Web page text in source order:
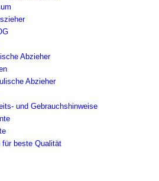
Abzieher
Abzieher
und Gebrauchshinweise
für beste Qualität